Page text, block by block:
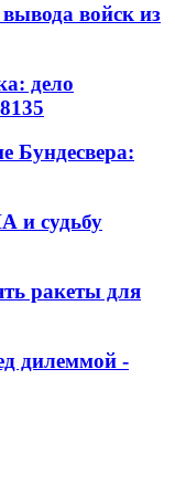
войск из
дело
8135
Бундесвера:
и судьбу
ракеты для
дилеммой -